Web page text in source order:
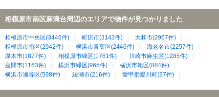
相模原市南区麻溝台周辺のエリアで物件が見つかりました
相模原市中央区(3446件) 町田市(3143件)
大和市(2967件)
相模原市南区(2942件)
横浜市青葉区(2446件)
海老名市(2257件)
厚木市(1877件)
相模原市緑区(1761件)
川崎市麻生区(1285件)
座間市(1163件)
横浜市緑区(965件)
横浜市旭区(884件)
横浜市瀬谷区(598件)
綾瀬市(216件) 愛甲郡愛川町(37件)